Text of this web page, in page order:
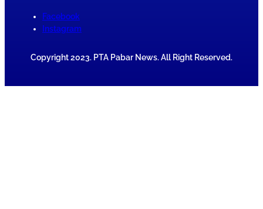
Facebook
Instagram
Copyright 2023. PTA Pabar News. All Right Reserved.